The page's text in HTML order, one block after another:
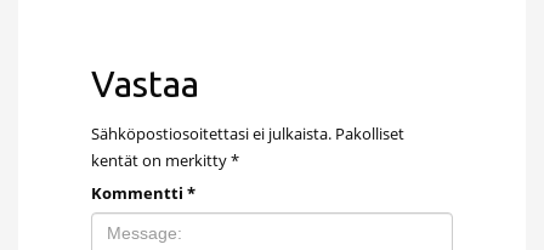
Vastaa
Sähköpostiosoitettasi ei julkaista. Pakolliset
kentät on merkitty*
Kommentti *